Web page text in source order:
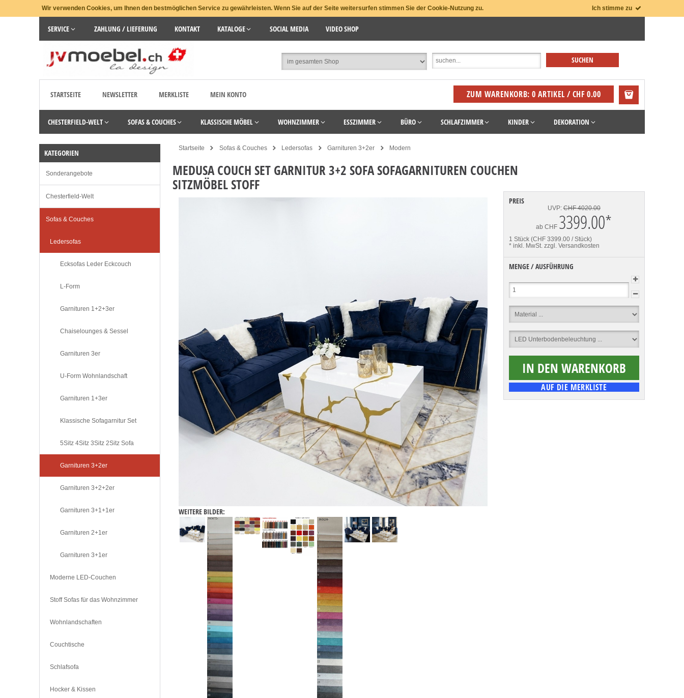
Wir verwenden Cookies, um Ihnen den bestmöglichen Service zu gewährleisten. Wenn Sie auf der Seite weitersurfen stimmen Sie der Cookie-Nutzung zu. Ich stimme zu
SERVICE ZAHLUNG / LIEFERUNG KONTAKT KATALOGE SOCIAL MEDIA VIDEO SHOP
STARTSEITE NEWSLETTER MERKLISTE MEIN KONTO ZUM WARENKORB: 0 ARTIKEL / CHF 0.00
CHESTERFIELD-WELT SOFAS & COUCHES KLASSISCHE MÖBEL WOHNZIMMER ESSZIMMER BÜRO SCHLAFZIMMER KINDER DEKORATION
Startseite Sofas & Couches Ledersofas Garnituren 3+2er Modern
MEDUSA COUCH SET GARNITUR 3+2 SOFA SOFAGARNITUREN COUCHEN
SITZMÖBEL STOFF
WEITERE BILDER:
PREIS
UVP:CHF 4020.00
abCHF 3399.00*
1 Stück (CHF 3399.00 / Stück)
* inkl. MwSt. zzgl. Versandkosten
MENGE / AUSFÜHRUNG
KATEGORIEN
Sonderangebote
Chesterfield-Welt
Sofas & Couches
Ledersofas
Ecksofas Leder Eckcouch
L-Form
Garnituren 1+2+3er
Chaiselounges & Sessel
Garnituren 3er
U-Form Wohnlandschaft
Garnituren 1+3er
Klassische Sofagarnitur Set
5Sitz 4Sitz 3Sitz 2Sitz Sofa
Garnituren 3+2er
Garnituren 3+2+2er
Garnituren 3+1+1er
Garnituren 2+1er
Garnituren 3+1er
Moderne LED-Couchen
Stoff Sofas für das Wohnzimmer
Wohnlandschaften
Couchtische
Schlafsofa
Hocker & Kissen